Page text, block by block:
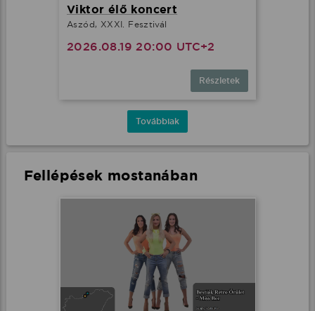
Viktor élő koncert
Aszód, XXXI. Fesztivál
2026.08.19 20:00 UTC+2
Részletek
Továbbiak
Fellépések mostanában